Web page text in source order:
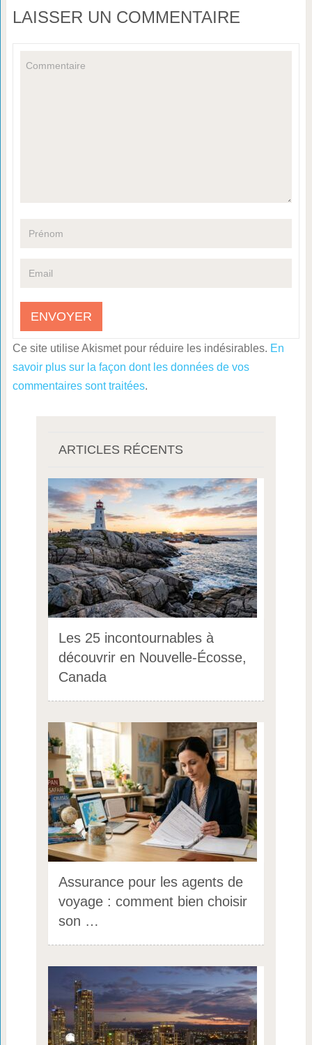
LAISSER UN COMMENTAIRE
Ce site utilise Akismet pour réduire les indésirables. En
savoir plus sur la façon dont les données de vos
commentaires sont traitées.
ARTICLES RÉCENTS
Les 25 incontournables à
découvrir en Nouvelle-Écosse,
Canada
Assurance pour les agents de
voyage : comment bien choisir
son …